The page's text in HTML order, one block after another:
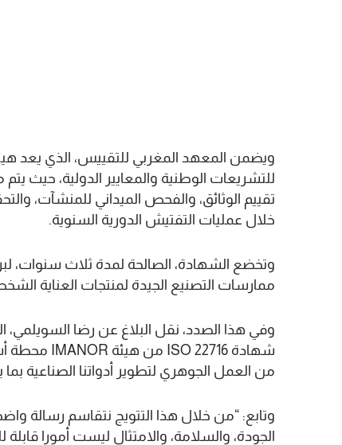
ويضمن المعهد المغربي للتقييس، الذي يعد
تقييم الوثائق، والفحص الميداني للمنشآت،
خلال عمليات التفتيش الدورية السنوية.
وتخضع الشهادة، الصالحة لمدة ثلاث سنوات،
ممارسات التصنيع الجيدة لمنتجات العناية
من العمل الجوهري لتطوير أدواتنا الصناعية
وتابع: “من خلال هذا التتويج نتقاسم رسالة
الجودة، والسلامة، والامتثال ليست أمورا